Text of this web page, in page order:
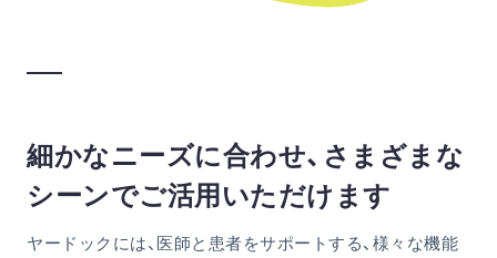
細かなニーズに合わせ、さまざまな
シーンでご活用いただけます
ヤードックには、医師と患者をサポートする、様々な機能